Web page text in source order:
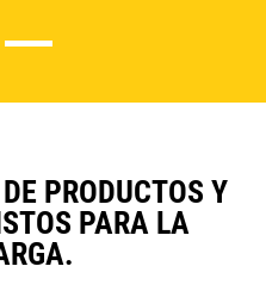
PRODUCTOS Y
PARA LA